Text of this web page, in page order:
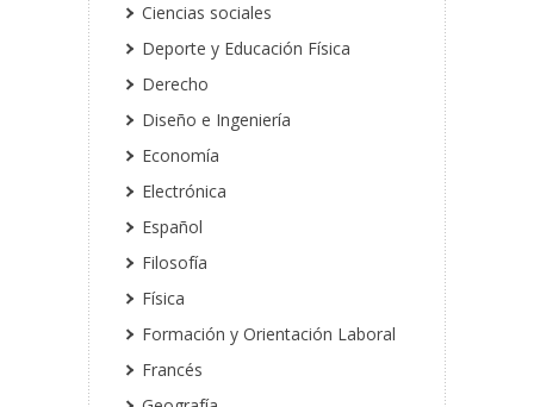
Ciencias sociales
Deporte y Educación Física
Derecho
Diseño e Ingeniería
Economía
Electrónica
Español
Filosofía
Física
Formación y Orientación Laboral
Francés